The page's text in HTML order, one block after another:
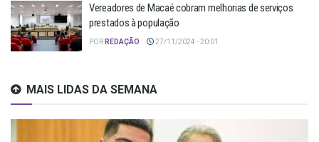
Vereadores de Macaé cobram melhorias de serviços
prestados à população
POR REDAÇÃO 27/11/2024 - 20:01
MAIS LIDAS DA SEMANA